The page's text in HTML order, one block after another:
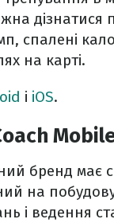
дізнатися
спалені
на карті.
і iOS.
бренд має
на
і ведення